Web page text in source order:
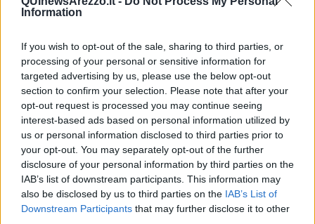
Information
If you wish to opt-out of the sale, sharing to third parties, or
processing of your personal or sensitive information for
targeted advertising by us, please use the below opt-out
section to confirm your selection. Please note that after your
opt-out request is processed you may continue seeing
interest-based ads based on personal information utilized by
us or personal information disclosed to third parties prior to
your opt-out. You may separately opt-out of the further
disclosure of your personal information by third parties on the
IAB’s list of downstream participants. This information may
also be disclosed by us to third parties on the IAB’s List of
Downstream Participants that may further disclose it to other
dalla rovina del silenzio, fonda,
e cantare all’unisono coi suoni;
stamparmi nelle palme ogni vigore
in crescita perenne e modulare
un attento confine con le cose
ov’io possa con esse colloquiare
difesa sempre da incipienti caos.
Ecco, sono proprio gli incipienti caos quelli che Alba, la protagonista
di questo romanzo ci racconta in modo diacronico perché
attraversano la sua vita, perché ci deve combattere.